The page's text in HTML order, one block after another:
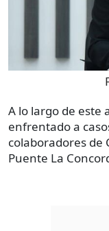
A lo largo de este
enfrentado a
colaboradores de
Puente La